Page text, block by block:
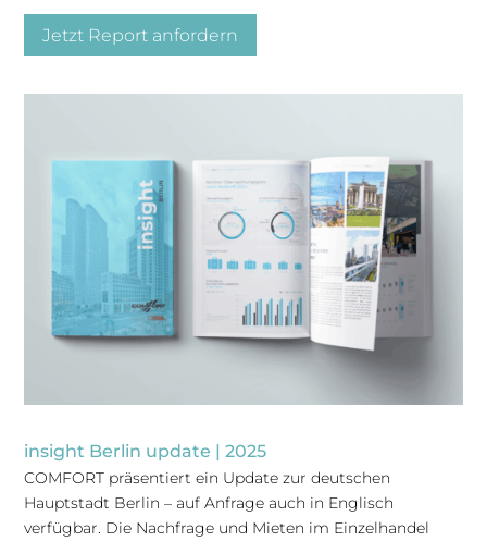
Jetzt Report anfordern
insight Berlin update | 2025
COMFORT präsentiert ein Update zur deutschen
Hauptstadt Berlin – auf Anfrage auch in Englisch
verfügbar. Die Nachfrage und Mieten im Einzelhandel